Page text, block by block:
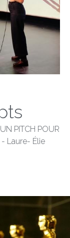
PITCH POUR
Laure- Élie